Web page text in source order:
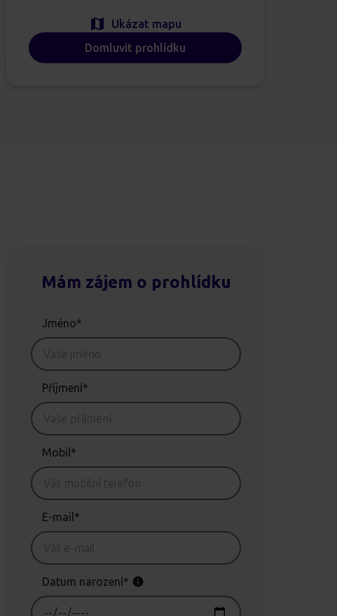
Ukázat mapu
Domluvit prohlídku
Mám zájem o prohlídku
Jméno*
Příjmení*
Mobil*
E-mail*
Datum narození*